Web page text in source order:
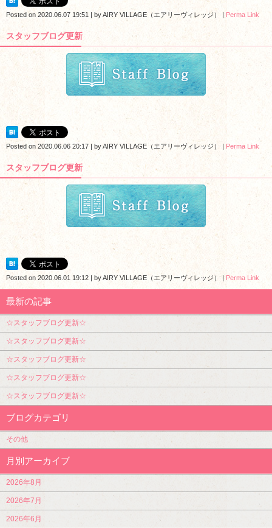
Posted on 2020.06.07 19:51 | byAIRY VILLAGE（エアリーヴィレッジ） | Perma Link
スタッフブログ更新
Posted on 2020.06.06 20:17 | byAIRY VILLAGE（エアリーヴィレッジ） | Perma Link
スタッフブログ更新
Posted on 2020.06.01 19:12 | byAIRY VILLAGE（エアリーヴィレッジ） | Perma Link
最新の記事
☆スタッフブログ更新☆
☆スタッフブログ更新☆
☆スタッフブログ更新☆
☆スタッフブログ更新☆
☆スタッフブログ更新☆
ブログカテゴリ
その他
月別アーカイブ
2026年8月
2026年7月
2026年6月